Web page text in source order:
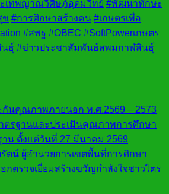
ะเทพญาณวิศิษฏ์อุดมวิทย์ #พัฒนาทักษะ
ข #การศึกษาสร้างคน #เกษตรเพื่อ
#สพฐ #OBEC #SoftPowerเกษตร
นธุ์ #ข่าวประชาสัมพันธ์สพมกาฬสินธุ์
กันคุณภาพภายนอก พ.ศ.2569 – 2573
ตรฐานและประเมินคุณภาพการศึกษา
น ตั้งแต่วันที่ 27 มีนาคม 2569
รัตน์ ผู้อำนวยการเขตพื้นที่การศึกษา
ตรวจเยี่ยมสร้างขวัญกำลังใจชาวไตร